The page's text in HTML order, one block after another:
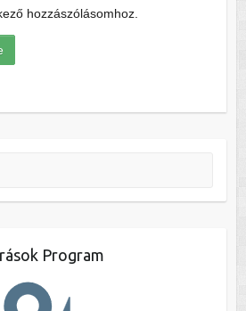
hozzászólásomhoz.
Program